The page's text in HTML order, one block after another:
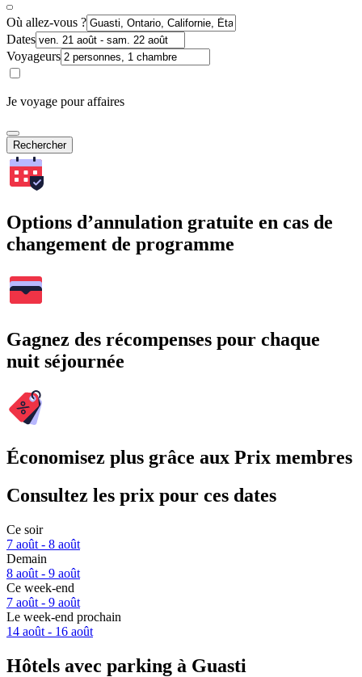
Où allez-vous ?
Dates
Voyageurs
Je voyage pour affaires
Rechercher
Options d’annulation gratuite en cas de
changement de programme
Gagnez des récompenses pour chaque
nuit séjournée
Économisez plus grâce aux Prix membres
Consultez les prix pour ces dates
Ce soir
7 août - 8 août
Demain
8 août - 9 août
Ce week-end
7 août - 9 août
Le week-end prochain
14 août - 16 août
Hôtels avec parking à Guasti